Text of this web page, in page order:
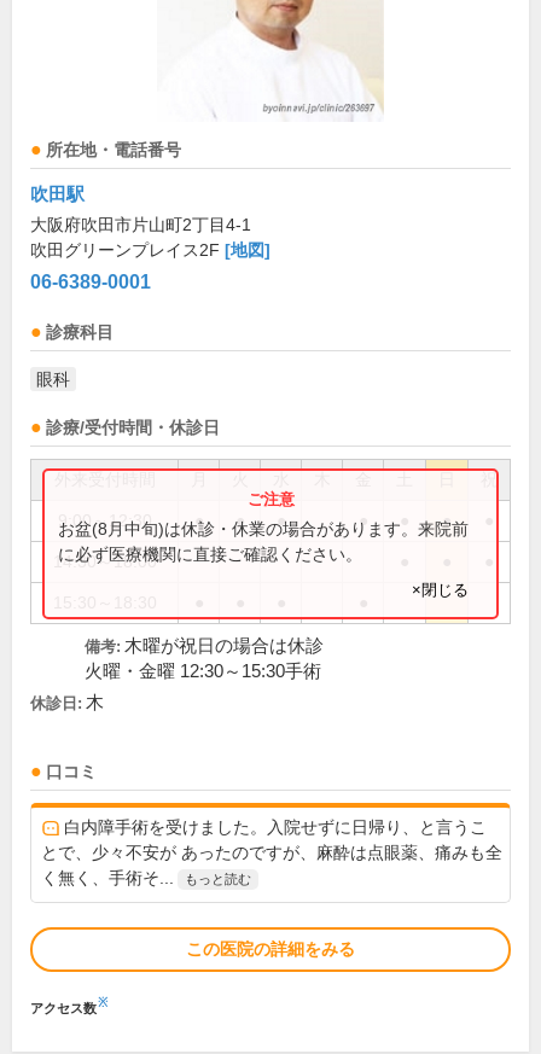
所在地・電話番号
吹田駅
大阪府吹田市片山町2丁目4-1
吹田グリーンプレイス2F [地図]
06-6389-0001
診療科目
眼科
診療/受付時間・休診日
祝
9:00～12:30 ● ● ● ● ●
14:30～18:00
お盆(8月中旬)は休診・休業の場合があります。来院前
に必ず医療機関に直接ご確認ください。
×閉じる
備考: 木曜が祝日の場合は休診
火曜・金曜 12:30～15:30手術
休診日: 木
口コミ
白内障手術を受けました。入院せずに日帰り、と言うこ
とで、少々不安が あったのですが、麻酔は点眼薬、痛みも全
く無く、手術そ...
もっと読む
この医院の詳細をみる
アクセス数※